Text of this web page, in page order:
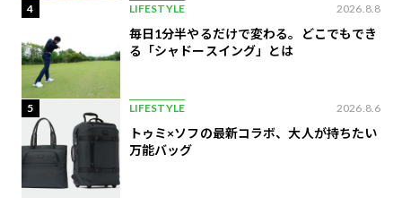
4 LIFESTYLE 2026.8.8
毎日1分半やるだけで変わる。どこでもでき
る「シャドースイング」とは
5 LIFESTYLE 2026.8.6
トゥミ×ソフの最新コラボ、大人が持ちたい
万能バッグ